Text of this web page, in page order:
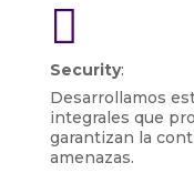

Security:
Desarrollamos
integrales que
garantizan la
amenazas.